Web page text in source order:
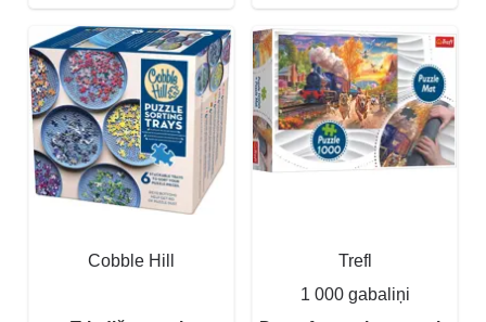
Cobble Hill
Trefl
1 000 gabaliņi